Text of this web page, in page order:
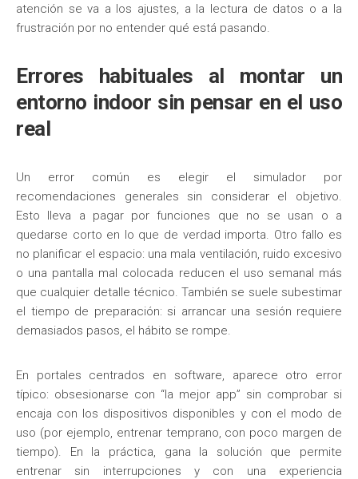
atención se va a los ajustes, a la lectura de datos o a la
frustración por no entender qué está pasando.
Errores habituales al montar un
entorno indoor sin pensar en el uso
real
Un error común es elegir el simulador por
recomendaciones generales sin considerar el objetivo.
Esto lleva a pagar por funciones que no se usan o a
quedarse corto en lo que de verdad importa. Otro fallo es
no planificar el espacio: una mala ventilación, ruido excesivo
o una pantalla mal colocada reducen el uso semanal más
que cualquier detalle técnico. También se suele subestimar
el tiempo de preparación: si arrancar una sesión requiere
demasiados pasos, el hábito se rompe.
En portales centrados en software, aparece otro error
típico: obsesionarse con “la mejor app” sin comprobar si
encaja con los dispositivos disponibles y con el modo de
uso (por ejemplo, entrenar temprano, con poco margen de
tiempo). En la práctica, gana la solución que permite
entrenar sin interrupciones y con una experiencia